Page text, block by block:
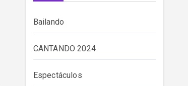
Bailando
CANTANDO 2024
Espectáculos